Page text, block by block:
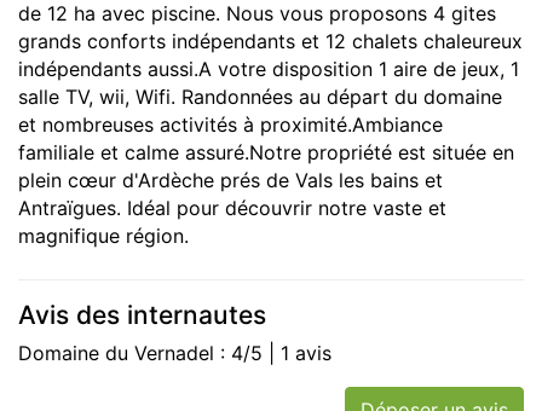
de 12 ha avec piscine. Nous vous proposons 4 gites
grands conforts indépendants et 12 chalets chaleureux
indépendants aussi.A votre disposition 1 aire de jeux, 1
salle TV, wii, Wifi. Randonnées au départ du domaine
et nombreuses activités à proximité.Ambiance
familiale et calme assuré.Notre propriété est située en
plein cœur d'Ardèche prés de Vals les bains et
Antraïgues. Idéal pour découvrir notre vaste et
magnifique région.
Avis des internautes
Domaine du Vernadel : 4/5 | 1 avis